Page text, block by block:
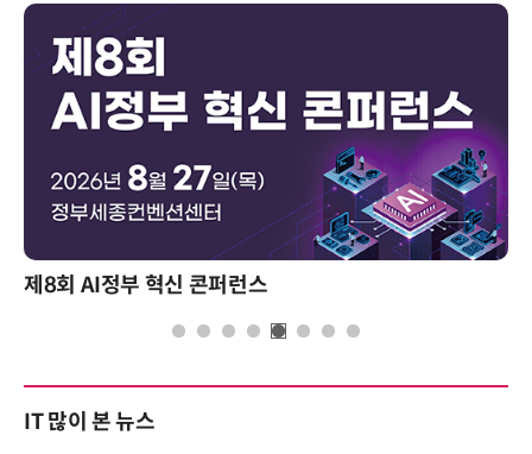
성과를 만드는 AI 에이전트 운영 전략 및 사례
IT 많이 본 뉴스